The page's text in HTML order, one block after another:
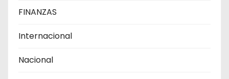
FINANZAS
Internacional
Nacional